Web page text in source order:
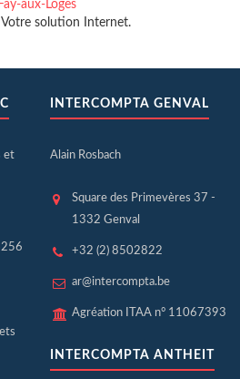
Fay-aux-Loges
Votre solution Internet.
et
INTERCOMPTA GENVAL
Alain Rosbach
Square des Primevères 37 -
1332 Genval
+32 (2) 8502822
ar@intercompta.be
Agréation ITAA n° 11067393
INTERCOMPTA ANTHEIT